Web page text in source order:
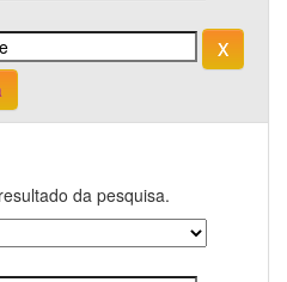
da pesquisa.